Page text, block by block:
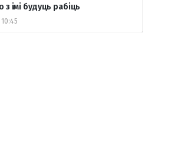
з імі будуць рабіць